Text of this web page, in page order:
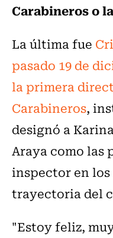
Carabineros o
La última fue
pasado 19 de
la primera
Carabineros,
designó a
Araya como las
inspector en los
trayectoria del
"Estoy feliz,